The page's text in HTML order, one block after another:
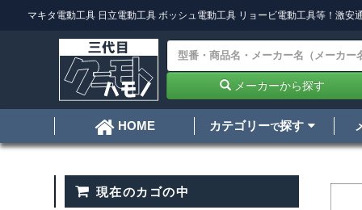
マキタ電動工具 日立電動工具 ボッシュ電動工具 リョービ電動工具等！激安
メーカーから探す
HOME カテゴリーで探す
現在のカゴの中